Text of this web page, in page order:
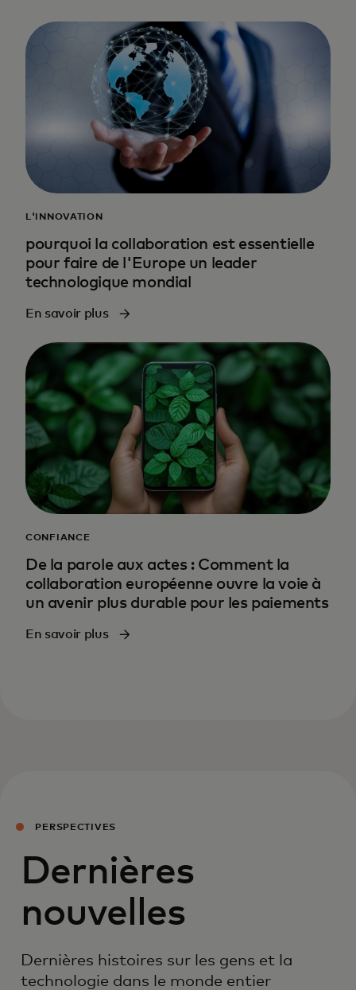
L'INNOVATION
pourquoi la collaboration est essentielle
pour faire de l'Europe un leader
technologique mondial
En savoir plus
CONFIANCE
De la parole aux actes : Comment la
collaboration européenne ouvre la voie à
un avenir plus durable pour les paiements
En savoir plus
PERSPECTIVES
Dernières
nouvelles
Dernières histoires sur les gens et la
technologie dans le monde entier